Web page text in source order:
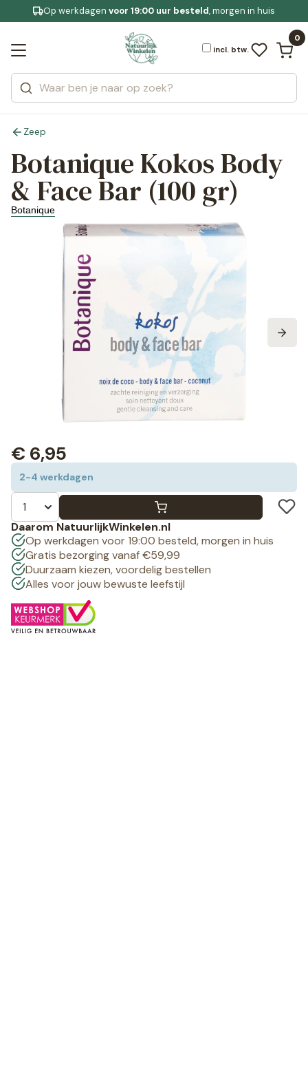
Gratis bezorging
Jouw bewuste leefstijl
Op werkdagenvoor 19:00 uur besteld, morgen in huis
incl. btw.
0
Zoeken
Categorieën
Merken
Bekijk alle resultaten
Zeep
Botanique Kokos Body
& Face Bar (100 gr)
Botanique
2-4 werkdagen
€ 6,95
Daarom NatuurlijkWinkelen.nl
Op werkdagen voor 19:00 besteld, morgen in huis
Gratis bezorging vanaf €59,99
Duurzaam kiezen, voordelig bestellen
Alles voor jouw bewuste leefstijl